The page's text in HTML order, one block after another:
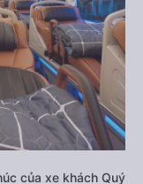
của xe khách Quý